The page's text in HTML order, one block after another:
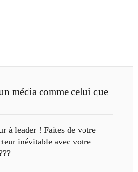
média comme celui que
à leader ! Faites de votre
inévitable avec votre